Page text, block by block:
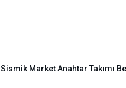
Sismik Market Anahtar Takımı